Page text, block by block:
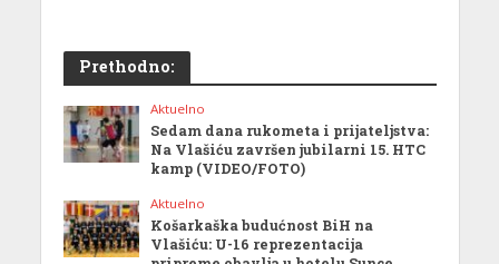
Prethodno:
Aktuelno
Sedam dana rukometa i prijateljstva:
Na Vlašiću završen jubilarni 15. HTC
kamp (VIDEO/FOTO)
Aktuelno
Košarkaška budućnost BiH na
Vlašiću: U-16 reprezentacija